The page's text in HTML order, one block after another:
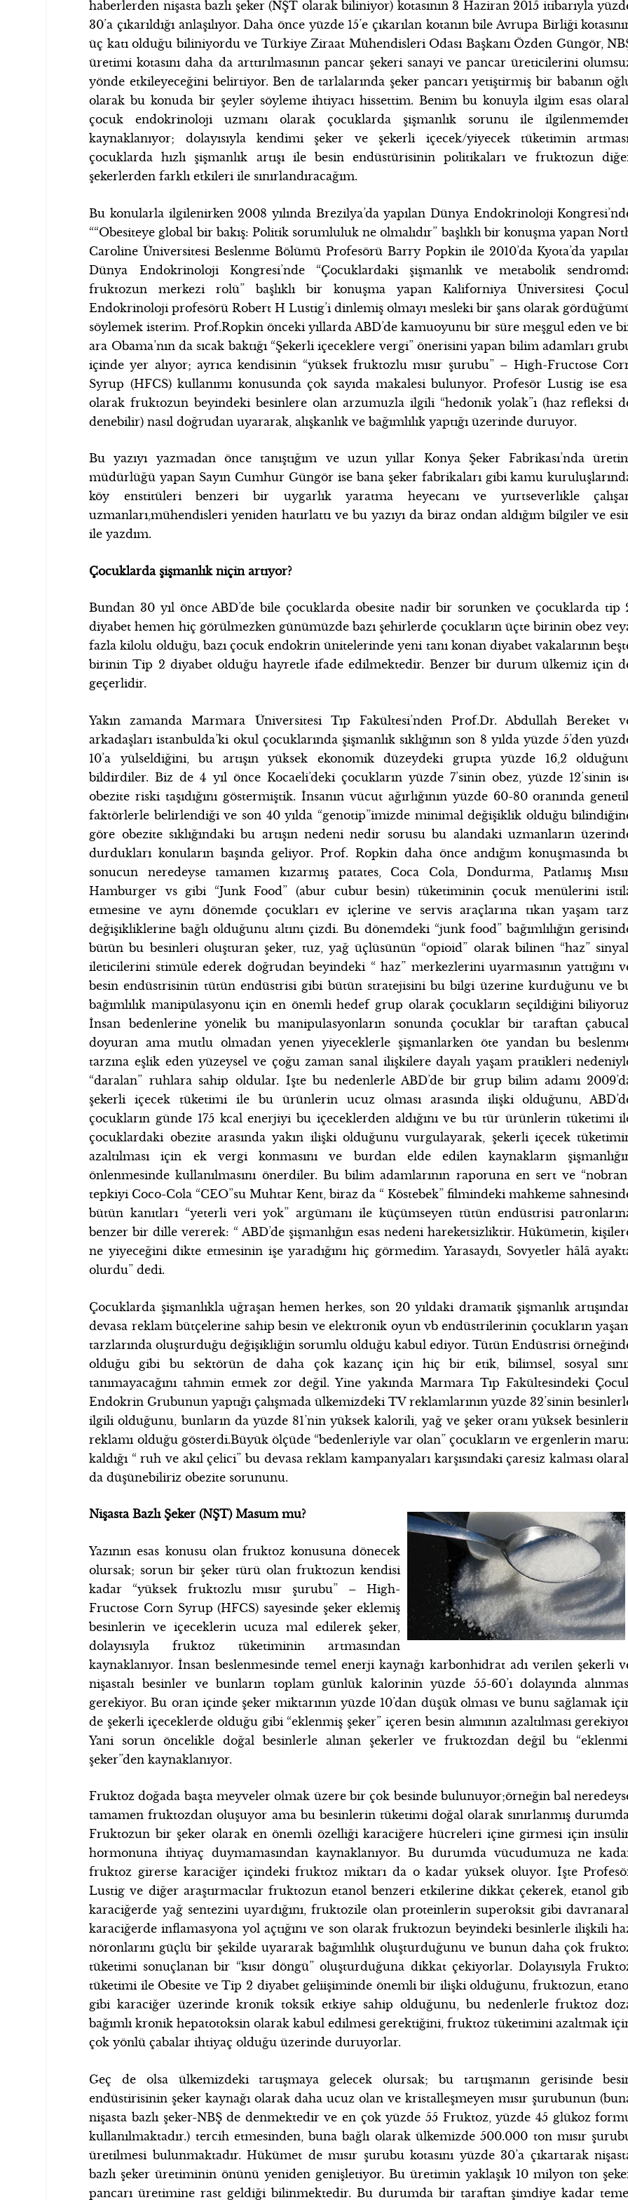
haberlerden nişasta bazlı şeker (NŞT olarak biliniyor) kotasının 3 Haziran 2015 itibarıyla
30’a çıkarıldığı anlaşılıyor. Daha önce yüzde 15’e çıkarılan kotanın bile Avrupa Birliği
üç katı olduğu biliniyordu ve Türkiye Ziraat Mühendisleri Odası Başkanı Özden Güngör,
üretimi kotasını daha da arttırılmasının pancar şekeri sanayi ve pancar üreticilerini
yönde etkileyeceğini belirtiyor. Ben de tarlalarında şeker pancarı yetiştirmiş bir babanın
olarak bu konuda bir şeyler söyleme ihtiyacı hissettim. Benim bu konuyla ilgim esas
çocuk endokrinoloji uzmanı olarak çocuklarda şişmanlık sorunu ile
kaynaklanıyor; dolayısıyla kendimi şeker ve şekerli içecek/yiyecek tüketimin
çocuklarda hızlı şişmanlık artışı ile besin endüstürisinin politikaları ve fruktozun
şekerlerden farklı etkileri ile sınırlandıracağım.
Bu konularla ilgilenirken 2008 yılında Brezilya’da yapılan Dünya Endokrinoloji
““Obesiteye global bir bakış: Politik sorumluluk ne olmalıdır” başlıklı bir konuşma yapan
Caroline Üniversitesi Beslenme Bölümü Profesörü Barry Popkin ile 2010’da Kyota’da
Dünya Endokrinoloji Kongresi’nde “Çocuklardaki şişmanlık ve metabolik
fruktozun merkezi rolü” başlıklı bir konuşma yapan Kaliforniya Üniversitesi
Endokrinoloji profesörü Robert H Lustig’i dinlemiş olmayı mesleki bir şans olarak
söylemek isterim. Prof.Ropkin önceki yıllarda ABD’de kamuoyunu bir süre meşgul eden ve
ara Obama’nın da sıcak baktığı “Şekerli içeceklere vergi” önerisini yapan bilim adamları
içinde yer alıyor; ayrıca kendisinin “yüksek fruktozlu mısır şurubu” – High-Fructose
Syrup (HFCS) kullanımı konusunda çok sayıda makalesi bulunyor. Profesör Lustig ise
olarak fruktozun beyindeki besinlere olan arzumuzla ilgili “hedonik yolak”ı (haz refleksi
denebilir) nasıl doğrudan uyararak, alışkanlık ve bağımlılık yaptığı üzerinde duruyor.
Bu yazıyı yazmadan önce tanıştığım ve uzun yıllar Konya Şeker Fabrikası’nda
müdürlüğü yapan Sayın Cumhur Güngör ise bana şeker fabrikaları gibi kamu
köy enstitüleri benzeri bir uygarlık yaratma heyecanı ve yurtseverlikle
uzmanları,mühendisleri yeniden hatırlattı ve bu yazıyı da biraz ondan aldığım bilgiler ve
ile yazdım.
Çocuklarda şişmanlık niçin artıyor?
Bundan 30 yıl önce ABD’de bile çocuklarda obesite nadir bir sorunken ve çocuklarda tip
diyabet hemen hiç görülmezken günümüzde bazı şehirlerde çocukların üçte birinin obez
fazla kilolu olduğu, bazı çocuk endokrin ünitelerinde yeni tanı konan diyabet vakalarının
birinin Tip 2 diyabet olduğu hayretle ifade edilmektedir. Benzer bir durum ülkemiz için
geçerlidir.
Yakın zamanda Marmara Üniversitesi Tıp Fakültesi’nden Prof.Dr. Abdullah Bereket
arkadaşları istanbulda’ki okul çocuklarında şişmanlık sıklığının son 8 yılda yüzde 5’den
10’a yülseldiğini, bu artışın yüksek ekonomik düzeydeki grupta yüzde 16,2
bildirdiler. Biz de 4 yıl önce Kocaeli’deki çocukların yüzde 7’sinin obez, yüzde 12’sinin
obezite riski taşıdığını göstermiştik. İnsanın vücut ağırlığının yüzde 60-80 oranında
faktörlerle belirlendiği ve son 40 yılda “genotip”imizde minimal değişiklik olduğu
göre obezite sıklığındaki bu artışın nedeni nedir sorusu bu alandaki uzmanların
durdukları konuların başında geliyor. Prof. Ropkin daha önce andığım konuşmasında
sonucun neredeyse tamamen kızarmış patates, Coca Cola, Dondurma, Patlamış
Hamburger vs gibi “Junk Food” (abur cubur besin) tüketiminin çocuk menülerini
etmesine ve aynı dönemde çocukları ev içlerine ve servis araçlarına tıkan yaşam
değişikliklerine bağlı olduğunu altını çizdi. Bu dönemdeki “junk food” bağımlılığın
bütün bu besinleri oluşturan şeker, tuz, yağ üçlüsünün “opioid” olarak bilinen “haz”
ileticilerini stimüle ederek doğrudan beyindeki “ haz” merkezlerini uyarmasının yattığını
besin endüstrisinin tütün endüstrisi gibi bütün stratejisini bu bilgi üzerine kurduğunu ve
bağımlılık manipülasyonu için en önemli hedef grup olarak çocukların seçildiğini
İnsan bedenlerine yönelik bu manipulasyonların sonunda çocuklar bir taraftan
doyuran ama mutlu olmadan yenen yiyeceklerle şişmanlarken öte yandan bu
tarzına eşlik eden yüzeysel ve çoğu zaman sanal ilişkilere dayalı yaşam pratikleri
“daralan” ruhlara sahip oldular. İşte bu nedenlerle ABD’de bir grup bilim adamı
şekerli içecek tüketimi ile bu ürünlerin ucuz olması arasında ilişki olduğunu,
çocukların günde 175 kcal enerjiyi bu içeceklerden aldığını ve bu tür ürünlerin tüketimi
çocuklardaki obezite arasında yakın ilişki olduğunu vurgulayarak, şekerli içecek
azaltılması için ek vergi konmasını ve burdan elde edilen kaynakların
önlenmesinde kullanılmasını önerdiler. Bu bilim adamlarının raporuna en sert ve
tepkiyi Coco-Cola “CEO”su Muhtar Kent, biraz da “ Köstebek” filmindeki mahkeme
bütün kanıtları “yeterli veri yok” argümanı ile küçümseyen tütün endüstrisi
benzer bir dille vererek: “ ABD’de şişmanlığın esas nedeni hareketsizliktir. Hükümetin,
ne yiyeceğini dikte etmesinin işe yaradığını hiç görmedim. Yarasaydı, Sovyetler hâlâ
olurdu” dedi.
Çocuklarda şişmanlıkla uğraşan hemen herkes, son 20 yıldaki dramatik şişmanlık
devasa reklam bütçelerine sahip besin ve elektronik oyun vb endüstrilerinin çocukların
tarzlarında oluşturduğu değişikliğin sorumlu olduğu kabul ediyor. Tütün Endüstrisi
olduğu gibi bu sektörün de daha çok kazanç için hiç bir etik, bilimsel, sosyal
tanımayacağını tahmin etmek zor değil. Yine yakında Marmara Tıp Fakültesindeki
Endokrin Grubunun yaptığı çalışmada ülkemizdeki TV reklamlarının yüzde 32’sinin
ilgili olduğunu, bunların da yüzde 81’nin yüksek kalorili, yağ ve şeker oranı yüksek
reklamı olduğu gösterdi.Büyük ölçüde “bedenleriyle var olan” çocukların ve ergenlerin
kaldığı “ ruh ve akıl çelici” bu devasa reklam kampanyaları karşısındaki çaresiz kalması
da düşünebiliriz obezite sorununu.
Nişasta Bazlı Şeker (NŞT) Masum mu?
Yazının esas konusu olan fruktoz konusuna dönecek
olursak; sorun bir şeker türü olan fruktozun kendisi
kadar “yüksek fruktozlu mısır şurubu” – High-
Fructose Corn Syrup (HFCS) sayesinde şeker eklemiş
besinlerin ve içeceklerin ucuza mal edilerek şeker,
dolayısıyla fruktoz tüketiminin artmasından
kaynaklanıyor. İnsan beslenmesinde temel enerji kaynağı karbonhidrat adı verilen şekerli
nişastalı besinler ve bunların toplam günlük kalorinin yüzde 55-60’ı dolayında
gerekiyor. Bu oran içinde şeker miktarının yüzde 10’dan düşük olması ve bunu sağlamak
de şekerli içeceklerde olduğu gibi “eklenmiş şeker” içeren besin alımının azaltılması
Yani sorun öncelikle doğal besinlerle alınan şekerler ve fruktozdan değil bu
şeker”den kaynaklanıyor.
Fruktoz doğada başta meyveler olmak üzere bir çok besinde bulunuyor;örneğin bal
tamamen fruktozdan oluşuyor ama bu besinlerin tüketimi doğal olarak sınırlanmış
Fruktozun bir şeker olarak en önemli özelliği karaciğere hücreleri içine girmesi için
hormonuna ihtiyaç duymamasından kaynaklanıyor. Bu durumda vücudumuza ne
fruktoz girerse karaciğer içindeki fruktoz miktarı da o kadar yüksek oluyor. İşte
Lustig ve diğer araştırmacılar fruktozun etanol benzeri etkilerine dikkat çekerek, etanol
karaciğerde yağ sentezini uyardığını, fruktozile olan proteinlerin superoksit gibi
karaciğerde inflamasyona yol açtığını ve son olarak fruktozun beyindeki besinlerle ilişkili
nöronlarını güçlü bir şekilde uyararak bağımlılık oluşturduğunu ve bunun daha çok
tüketimi sonuçlanan bir “kısır döngü” oluşturduğuna dikkat çekiyorlar. Dolayısıyla
tüketimi ile Obesite ve Tip 2 diyabet geliişiminde önemli bir ilişki olduğunu, fruktozun,
gibi karaciğer üzerinde kronik toksik etkiye sahip olduğunu, bu nedenlerle fruktoz
bağımlı kronik hepatotoksin olarak kabul edilmesi gerektiğini, fruktoz tüketimini azaltmak
çok yönlü çabalar ihtiyaç olduğu üzerinde duruyorlar.
Geç de olsa ülkemizdeki tartışmaya gelecek olursak; bu tartışmanın gerisinde
endüstirisinin şeker kaynağı olarak daha ucuz olan ve kristalleşmeyen mısır şurubunun
nişasta bazlı şeker-NBŞ de denmektedir ve en çok yüzde 55 Fruktoz, yüzde 45 glükoz
kullanılmaktadır.) tercih etmesinden, buna bağlı olarak ülkemizde 500.000 ton mısır
üretilmesi bulunmaktadır. Hükümet de mısır şurubu kotasını yüzde 30’a çıkartarak
bazlı şeker üretiminin önünü yeniden genişletiyor. Bu üretimin yaklaşık 10 milyon ton
pancarı üretimine rast geldiği bilinmektedir. Bu durumda bir taraftan şimdiye kadar